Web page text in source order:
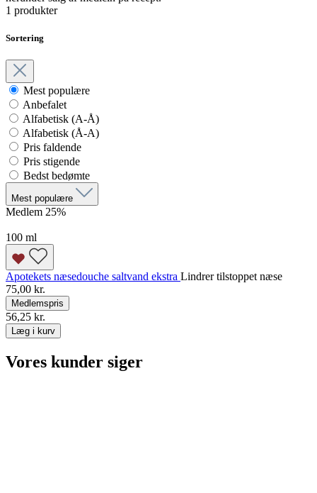
1 produkter
Sortering
Mest populære
Anbefalet
Alfabetisk (A-Å)
Alfabetisk (Å-A)
Pris faldende
Pris stigende
Bedst bedømte
Mest populære
Medlem 25%
100 ml
Apotekets næsedouche saltvand ekstra Lindrer tilstoppet næse
75,00 kr.
Medlemspris
56,25 kr.
Læg i kurv
Vores kunder siger